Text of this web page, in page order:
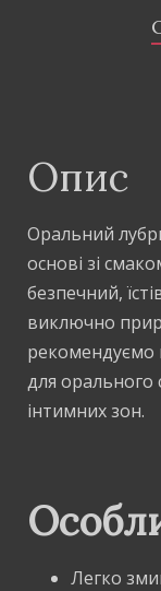
Опис
Оральний
основі зі
безпечний,
виключно
рекомендуємо
для орального
інтимних зон.
Легко